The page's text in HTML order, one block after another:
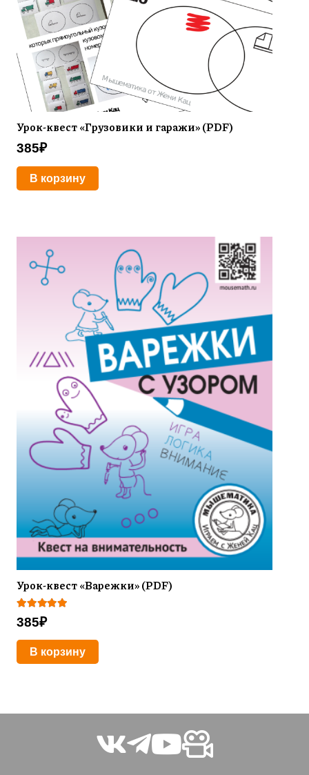
Урок-квест «Грузовики и гаражи» (PDF)
385₽
В корзину
Урок-квест «Варежки» (PDF)
Оценка
385₽
В корзину